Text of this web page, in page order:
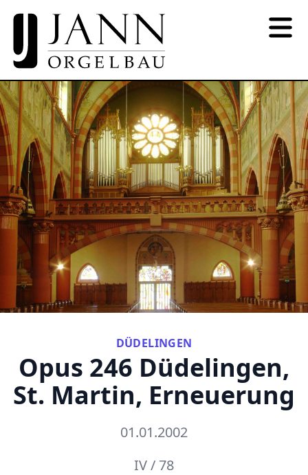
DÜDELINGEN
Opus 246 Düdelingen,
St. Martin, Erneuerung
01.01.2002
IV / 78